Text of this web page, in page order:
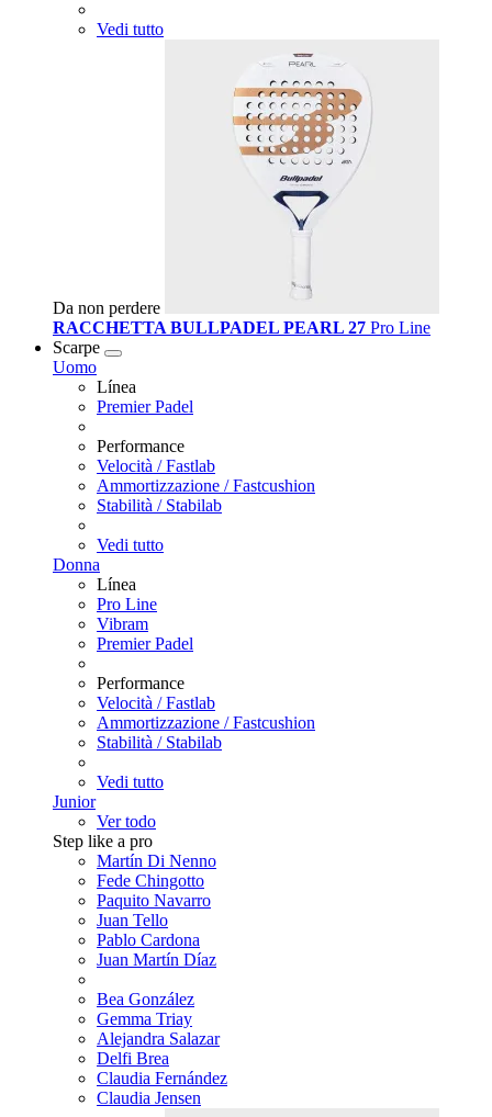
Vedi tutto
Da non perdere
RACCHETTA BULLPADEL PEARL 27 Pro Line
Scarpe
Uomo
Línea
Premier Padel
Performance
Velocità / Fastlab
Ammortizzazione / Fastcushion
Stabilità / Stabilab
Vedi tutto
Donna
Línea
Pro Line
Vibram
Premier Padel
Performance
Velocità / Fastlab
Ammortizzazione / Fastcushion
Stabilità / Stabilab
Vedi tutto
Junior
Ver todo
Step like a pro
Martín Di Nenno
Fede Chingotto
Paquito Navarro
Juan Tello
Pablo Cardona
Juan Martín Díaz
Bea González
Gemma Triay
Alejandra Salazar
Delfi Brea
Claudia Fernández
Claudia Jensen